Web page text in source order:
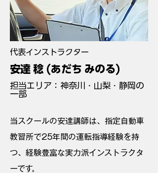
代表インストラクター
安達 稔 (あだち みのる)
担当エリア：神奈川・山梨・静岡の
一部
当スクールの安達講師は、指定自動車
教習所で25年間の運転指導経験を持
つ、経験豊富な実力派インストラクタ
ーです。